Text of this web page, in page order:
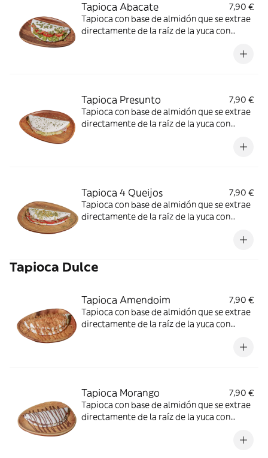
Tapioca Abacate
7,90 €
Tapioca con base de almidón que se extrae
directamente de la raíz de la yuca con
Tapioca Presunto
7,90 €
Tapioca con base de almidón que se extrae
directamente de la raíz de la yuca con
Tapioca 4 Queijos
7,90 €
Tapioca con base de almidón que se extrae
directamente de la raíz de la yuca con
Tapioca Dulce
Tapioca Amendoim
7,90 €
Tapioca con base de almidón que se extrae
directamente de la raíz de la yuca con
coco. Sin conservantes, colorantes, sin sal y
Tapioca Morango
7,90 €
Tapioca con base de almidón que se extrae
directamente de la raíz de la yuca con
Sin conservantes, colorantes, sin sal y SIN